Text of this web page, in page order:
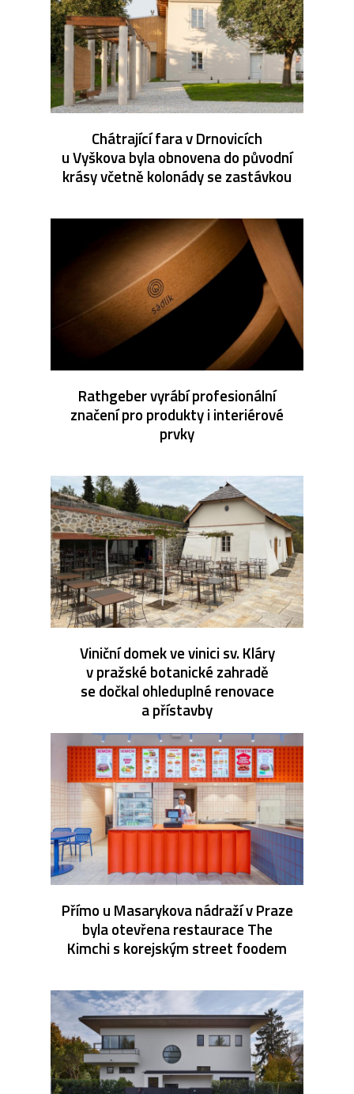
Chátrající fara v Drnovicích
u Vyškova byla obnovena do původní
krásy včetně kolonády se zastávkou
Rathgeber vyrábí profesionální
značení pro produkty i interiérové
prvky
Viniční domek ve vinici sv. Kláry
v pražské botanické zahradě
se dočkal ohleduplné renovace
a přístavby
Přímo u Masarykova nádraží v Praze
byla otevřena restaurace The
Kimchi s korejským street foodem